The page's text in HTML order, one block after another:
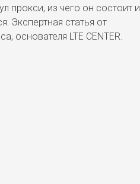
прокси, из чего он состоит и
Экспертная статья от
основателя LTE CENTER.